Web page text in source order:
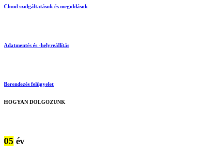
Cloud szolgáltatások és megoldások
Adatmentés és -helyreállítás
Berendezés felügyelet
HOGYAN DOLGOZUNK
05 év